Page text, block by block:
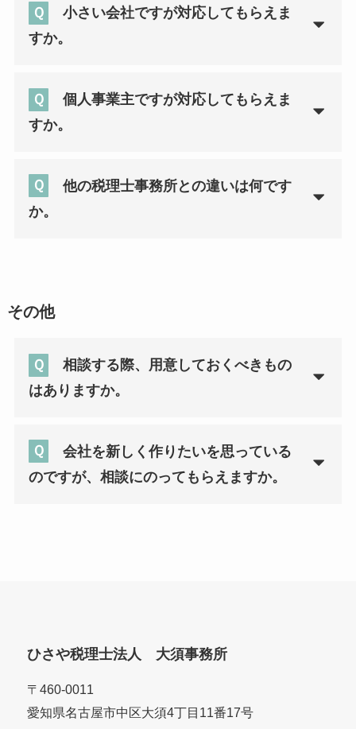
Ｑ
小さい会社ですが対応してもらえま
すか。
Ｑ
個人事業主ですが対応してもらえま
すか。
Ｑ
他の税理士事務所との違いは何です
か。
その他
Ｑ
相談する際、用意しておくべきもの
はありますか。
Ｑ
会社を新しく作りたいを思っている
のですが、相談にのってもらえますか。
ひさや税理士法人 大須事務所
〒460-0011
愛知県名古屋市中区大須4丁目11番17号